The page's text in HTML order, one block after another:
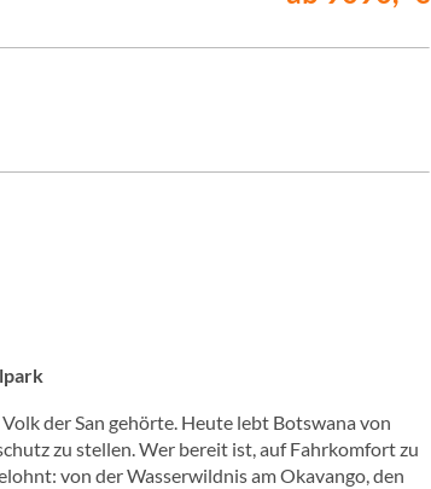
der San gehörte. Heute lebt Botswana von
zu stellen. Wer bereit ist, auf Fahrkomfort zu
von der Wasserwildnis am Okavango, den